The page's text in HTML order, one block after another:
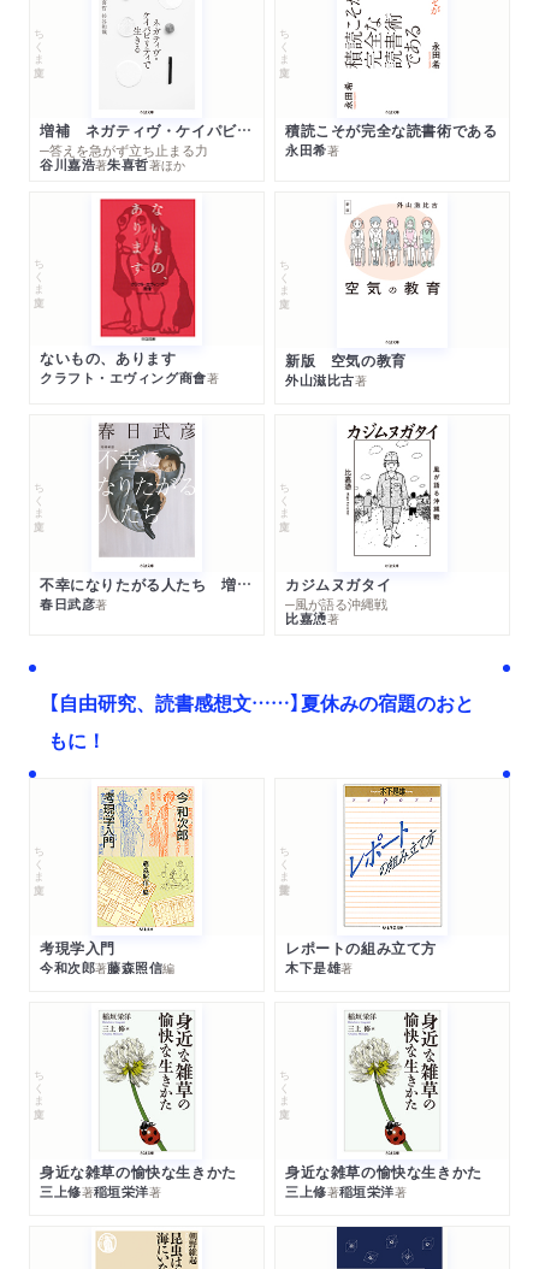
ちくま文庫
増補 ネガティヴ・ケイパビリティで生きる
─答えを急がず立ち止まる力
谷川嘉浩著朱喜哲著ほか
ちくま文庫
積読こそが完全な読書術である
永田希著
ちくま文庫
ないもの、あります
クラフト・エヴィング商會著
ちくま文庫
新版 空気の教育
外山滋比古著
ちくま文庫
不幸になりたがる人たち 増補新版
春日武彦著
ちくま文庫
カジムヌガタイ
─風が語る沖縄戦
比嘉慂著
【自由研究、読書感想文……】夏休みの宿題のおと
もに！
ちくま文庫
考現学入門
今和次郎著藤森照信編
ちくま学芸文庫
レポートの組み立て方
木下是雄著
ちくま文庫
身近な雑草の愉快な生きかた
三上修著稲垣栄洋著
ちくま文庫
身近な雑草の愉快な生きかた
三上修著稲垣栄洋著